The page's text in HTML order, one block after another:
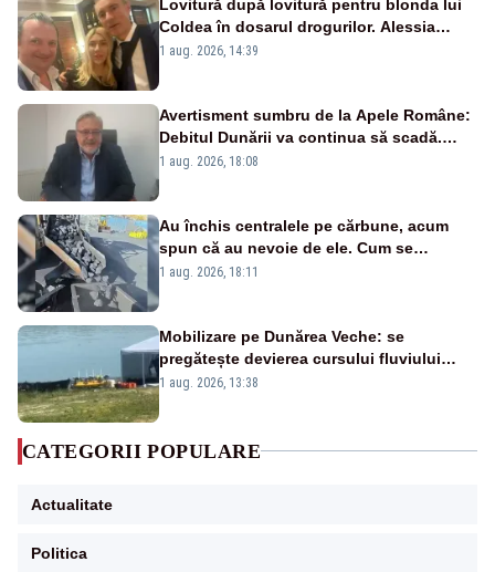
Lovitură după lovitură pentru blonda lui
Coldea în dosarul drogurilor. Alessia
Păcuraru explică decizia magistraților
1 aug. 2026, 14:39
Avertisment sumbru de la Apele Române:
Debitul Dunării va continua să scadă.
Cernavodă s-ar putea închide în 4 zile
1 aug. 2026, 18:08
Au închis centralele pe cărbune, acum
spun că au nevoie de ele. Cum se
pasează vina în plină criză energetică
1 aug. 2026, 18:11
Mobilizare pe Dunărea Veche: se
pregătește devierea cursului fluviului
către Cernavodă – VIDEO
1 aug. 2026, 13:38
CATEGORII POPULARE
Actualitate
Politica